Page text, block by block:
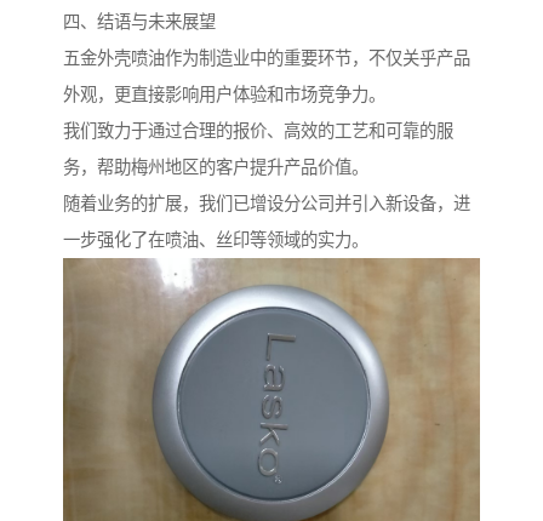
四、结语与未来展望
五金外壳喷油作为制造业中的重要环节，不仅关乎产品
外观，更直接影响用户体验和市场竞争力。
我们致力于通过合理的报价、高效的工艺和可靠的服
务，帮助梅州地区的客户提升产品价值。
随着业务的扩展，我们已增设分公司并引入新设备，进
一步强化了在喷油、丝印等领域的实力。